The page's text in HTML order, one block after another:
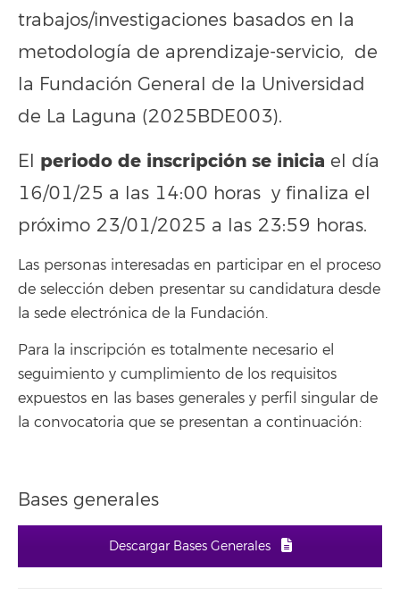
trabajos/investigaciones basados en la
metodología de aprendizaje-servicio, de
la Fundación General de la Universidad
de La Laguna (2025BDE003).
El periodo de inscripción se inicia el día
16/01/25 a las 14:00 horas y finaliza el
próximo 23/01/2025 a las 23:59 horas.
Las personas interesadas en participar en el proceso
de selección deben presentar su candidatura desde
la sede electrónica de la Fundación.
Para la inscripción es totalmente necesario el
seguimiento y cumplimiento de los requisitos
expuestos en las bases generales y perfil singular de
la convocatoria que se presentan a continuación:
Bases generales
Descargar Bases Generales